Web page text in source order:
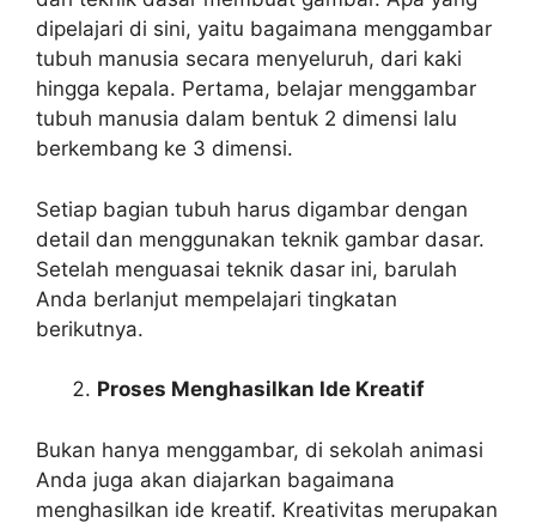
dipelajari di sini, yaitu bagaimana menggambar
tubuh manusia secara menyeluruh, dari kaki
hingga kepala. Pertama, belajar menggambar
tubuh manusia dalam bentuk 2 dimensi lalu
berkembang ke 3 dimensi.
Setiap bagian tubuh harus digambar dengan
detail dan menggunakan teknik gambar dasar.
Setelah menguasai teknik dasar ini, barulah
Anda berlanjut mempelajari tingkatan
berikutnya.
Proses Menghasilkan Ide Kreatif
Bukan hanya menggambar, di sekolah animasi
Anda juga akan diajarkan bagaimana
menghasilkan ide kreatif. Kreativitas merupakan